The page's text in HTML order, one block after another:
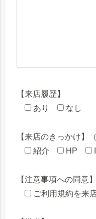
【来店履歴】
あり
なし
【来店のきっかけ】
紹介
HP
【注意事項への同意】
ご利用規約を来